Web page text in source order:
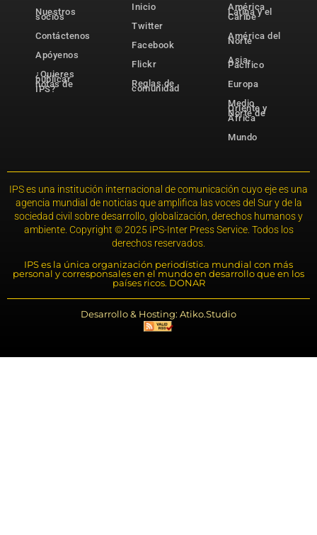
Nuestros
socios
Contáctenos
Apóyenos
¿Quieres
publicar
notas de
IPS?
Inicio
Twitter
Facebook
Flickr
Reglas de
comunidad
América
Latina y el
Caribe
América del
Norte
Asia-
Pacífico
Europa
Medio
Oriente y
Norte de
África
Mundo
IPS es una institución internacional de comunicación cuyo eje es una
agencia mundial de noticias que amplifica las voces del Sur y de la
sociedad civil sobre desarrollo, globalización, derechos humanos y
ambiente. Copyright © 2025 IPS-Inter Press Service. Todos los
derechos reservados.
IPS es la única organización periodística mundial con más
personal y corresponsales en el mundo en desarrollo que en los
países ricos. DONAR
Desarrollo & Hosting: Atiko.Studio